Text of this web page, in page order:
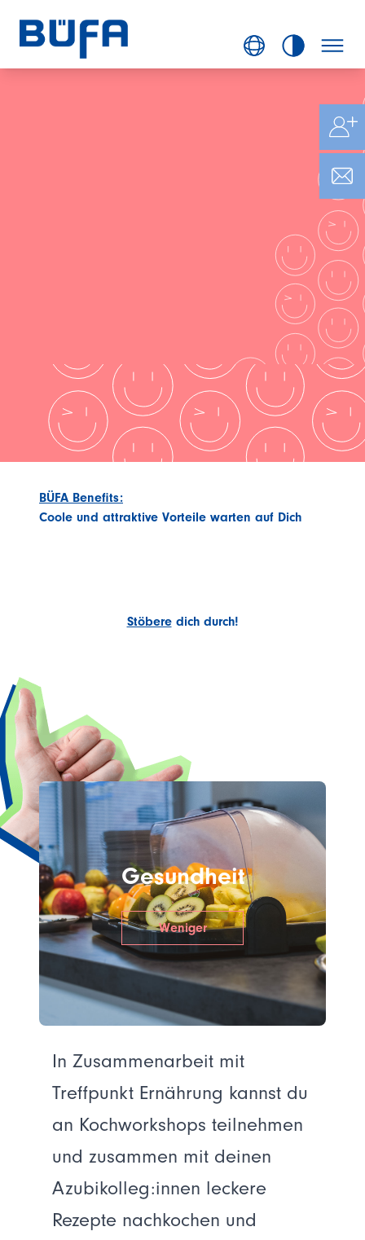
BÜFA Benefits:
Coole und attraktive Vorteile warten auf Dich
Stöberedich durch!
Gesundheit
Weniger
In Zusammenarbeit mit
Treffpunkt Ernährung kannst du
an Kochworkshops teilnehmen
und zusammen mit deinen
Azubikolleg:innen leckere
Rezepte nachkochen und